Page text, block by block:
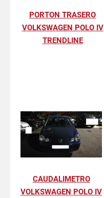
PORTON TRASERO
VOLKSWAGEN POLO IV
TRENDLINE
CAUDALIMETRO
VOLKSWAGEN POLO IV